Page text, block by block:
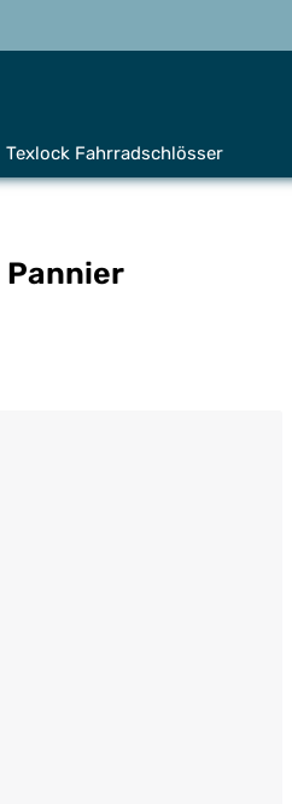
Texlock Fahrradschlösser
Pannier